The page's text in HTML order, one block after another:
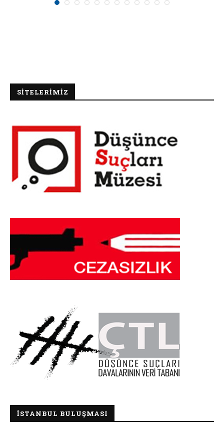
SİTELERİMİZ
İSTANBUL BULUŞMASI